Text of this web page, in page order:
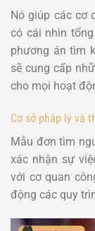
Nó giúp các cơ
có cái nhìn
phương án tìm
sẽ cung cấp
cho mọi hoạt
Cơ sở pháp lý và
Mẫu đơn tìm
xác nhận sự
với cơ quan
động các quy